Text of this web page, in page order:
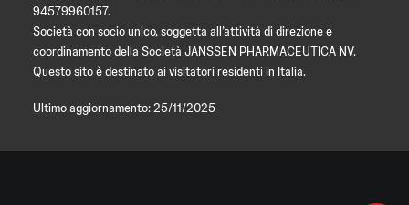
94579960157.
Società con socio unico, soggetta all’attività di direzione e
coordinamento della Società JANSSEN PHARMACEUTICA NV.
Questo sito è destinato ai visitatori residenti in Italia.
Ultimo aggiornamento: 25/11/2025